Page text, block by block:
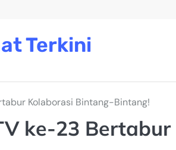
Terkini
Kolaborasi Bintang-Bintang!
ke-23 Bertabur